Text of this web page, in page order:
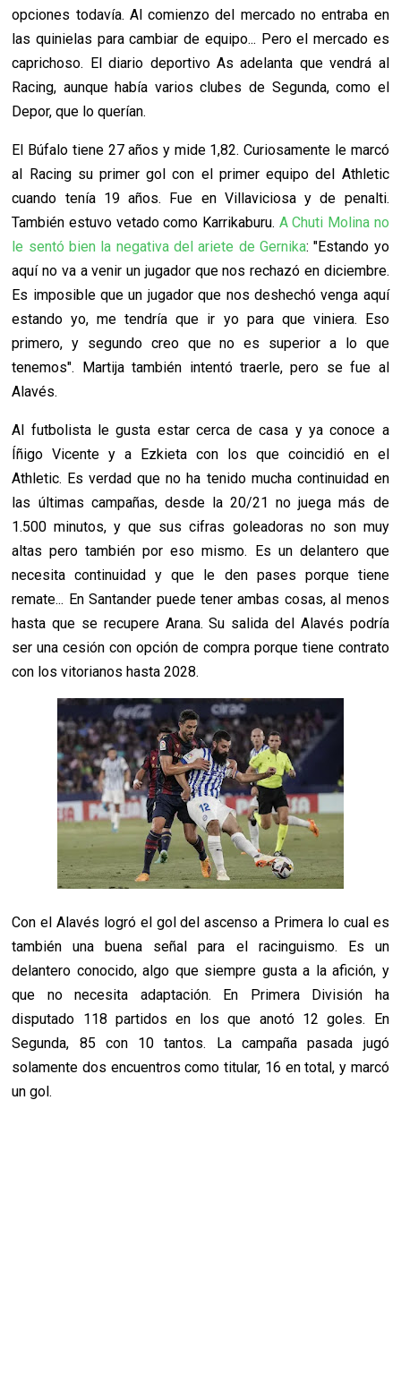
opciones todavía. Al comienzo del mercado no entraba en
las quinielas para cambiar de equipo... Pero el mercado es
caprichoso. El diario deportivo As adelanta que vendrá al
Racing, aunque había varios clubes de Segunda, como el
Depor, que lo querían.
El Búfalo tiene 27 años y mide 1,82. Curiosamente le marcó
al Racing su primer gol con el primer equipo del Athletic
cuando tenía 19 años. Fue en Villaviciosa y de penalti.
También estuvo vetado como Karrikaburu. A Chuti Molina no
le sentó bien la negativa delariete de Gernika: "Estando yo
aquí no va a venir un jugador que nos rechazó en diciembre.
Es imposible que un jugador que nos deshechó venga aquí
estando yo, me tendría que ir yo para que viniera. Eso
primero, y segundo creo que no es superior a lo que
tenemos". Martija también intentó traerle, pero se fue al
Alavés.
Al futbolista le gusta estar cerca de casa y ya conoce a
Íñigo Vicente y a Ezkieta con los que coincidió en el
Athletic. Es verdad que no ha tenido mucha continuidad en
las últimas campañas, desde la 20/21 no juega más de
1.500 minutos, y que sus cifras goleadoras no son muy
altas pero también por eso mismo. Es un delantero que
necesita continuidad y que le den pases porque tiene
remate... En Santander puede tener ambas cosas, al menos
hasta que se recupere Arana. Su salida del Alavés podría
ser una cesión con opción de compra porque tiene contrato
con los vitorianos hasta 2028.
Con el Alavés logró el gol del ascenso a Primera lo cual es
también una buena señal para el racinguismo. Es un
delantero conocido, algo que siempre gusta a la afición, y
que no necesita adaptación. En Primera División ha
disputado 118 partidos en los que anotó 12 goles. En
Segunda, 85 con 10 tantos. La campaña pasada jugó
solamente dos encuentros como titular, 16 en total, y marcó
un gol.